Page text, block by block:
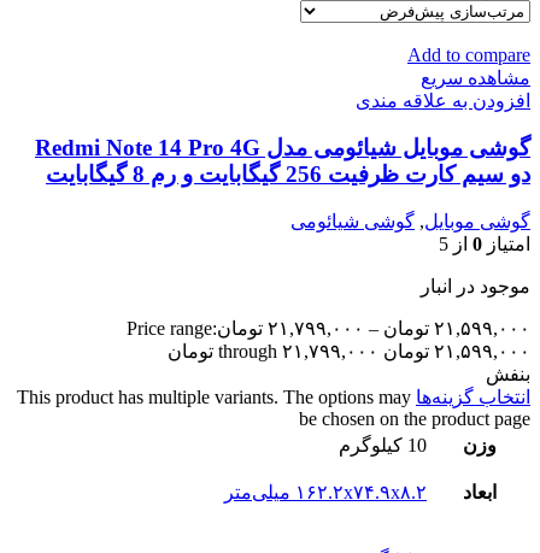
Add to compare
مشاهده سریع
افزودن به علاقه مندی
گوشی موبایل شیائومی مدل Redmi Note 14 Pro 4G
دو سیم کارت ظرفیت 256 گیگابایت و رم 8 گیگابایت
گوشی موبایل, گوشی شیائومی
امتیاز 0 از 5
موجود در انبار
۲۱,۵۹۹,۰۰۰ تومان – ۲۱,۷۹۹,۰۰۰ تومانPrice range:
۲۱,۵۹۹,۰۰۰ تومان through ۲۱,۷۹۹,۰۰۰ تومان
بنفش
انتخاب گزینه‌ها This product has multiple variants. The options may
be chosen on the product page
وزن
10 کیلوگرم
ابعاد ۱۶۲.۲x۷۴.۹x۸.۲ میلی‌متر